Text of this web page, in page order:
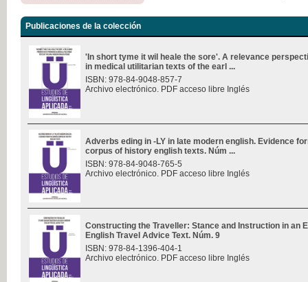
Publicaciones de la colección
'In short tyme it wil heale the sore'. A relevance
in medical utilitarian texts of the earl ...
ISBN: 978-84-9048-857-7
Archivo electrónico. PDF acceso libre Inglés
Adverbs eding in -LY in late modern english. Evidence
corpus of history english texts. Núm ...
ISBN: 978-84-9048-765-5
Archivo electrónico. PDF acceso libre Inglés
Constructing the Traveller: Stance and Instruction in an
English Travel Advice Text. Núm. 9
ISBN: 978-84-1396-404-1
Archivo electrónico. PDF acceso libre Inglés